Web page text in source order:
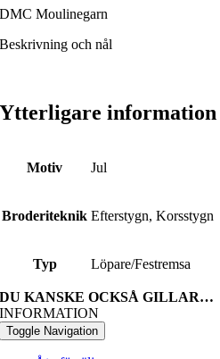
DMC Moulinegarn
Beskrivning och nål
Ytterligare information
Motiv Jul
Broderiteknik Efterstygn, Korsstygn
Typ Löpare/Festremsa
DU KANSKE OCKSÅ GILLAR…
INFORMATION
Toggle Navigation